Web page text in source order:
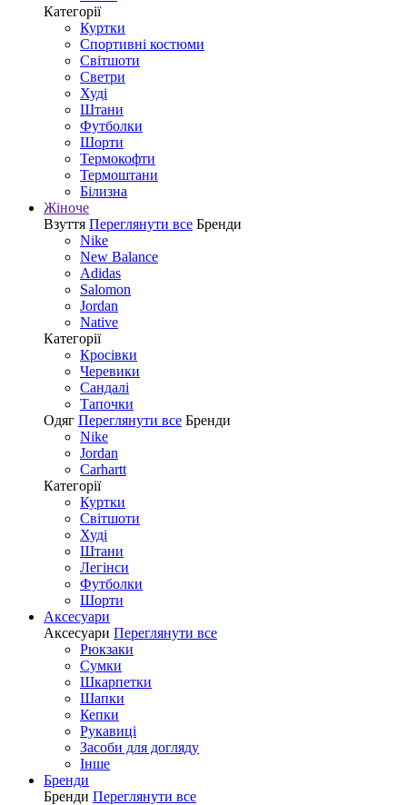
Категорії
Куртки
Спортивні костюми
Світшоти
Светри
Худі
Штани
Футболки
Шорти
Термокофти
Термоштани
Білизна
Жіноче
Взуття Переглянути все Бренди
Nike
New Balance
Adidas
Salomon
Jordan
Native
Категорії
Кросівки
Черевики
Сандалі
Tапочки
Одяг Переглянути все Бренди
Nike
Jordan
Carhartt
Категорії
Куртки
Світшоти
Худі
Штани
Легінси
Футболки
Шорти
Аксесуари
Аксесуари Переглянути все
Рюкзаки
Сумки
Шкарпетки
Шапки
Кепки
Рукавиці
Засоби для догляду
Інше
Бренди
Бренди Переглянути все